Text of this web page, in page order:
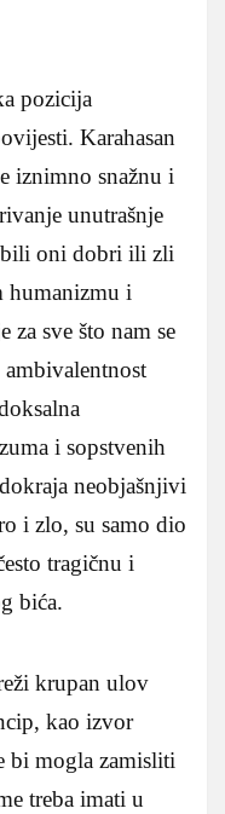
pozicija
Karahasan
iznimno snažnu i
unutrašnje
oni dobri ili zli
humanizmu i
sve što nam se
i sopstvenih
neobjašnjivi
i zlo, su samo dio
tragičnu i
bića.
krupan ulov
kao izvor
bi mogla zamisliti
treba imati u